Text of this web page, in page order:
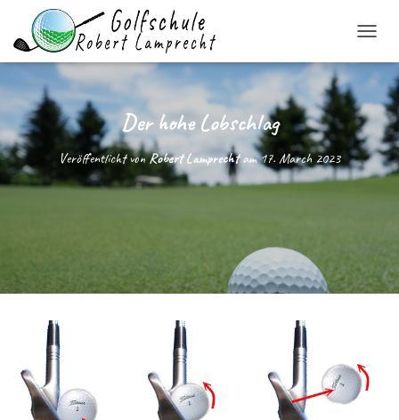
A
V
G
A
T
I
O
H
Der hohe Lobschlag
Veröffentlicht vonRobert Lamprechtam17. March 2023